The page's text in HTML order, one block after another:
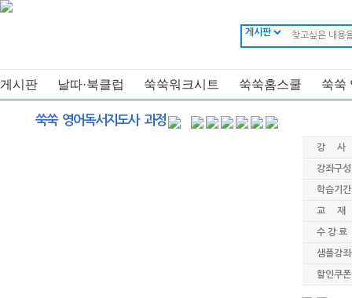
게시판 날따·북클럽 쑥쑥워크시트 쑥쑥홈스쿨 쑥쑥
쑥쑥 영어독서지도사 과정
강 사
강좌구성
학습기간
교 재
수 강 료
샘플강좌
할인쿠폰